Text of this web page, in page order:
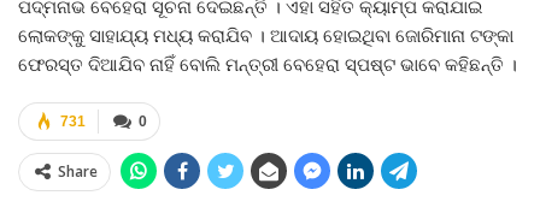
ପଦ୍ମନାଭ ବେହେରା ସୂଚନା ଦେଇଛନ୍ତି । ଏହା ସହିତ କ୍ୟାମ୍ପ କରାଯାଇ
ଲୋକଙ୍କୁ ସାହାଯ୍ୟ ମଧ୍ୟ କରାଯିବ । ଆଦାୟ ହୋଇଥିବା ଜୋରିମାନା ଟଙ୍କା
ଫେରସ୍ତ ଦିଆଯିବ ନାହିଁ ବୋଲି ମନ୍ତ୍ରୀ ବେହେରା ସ୍ପଷ୍ଟ ଭାବେ କହିଛନ୍ତି ।
0
731
Share